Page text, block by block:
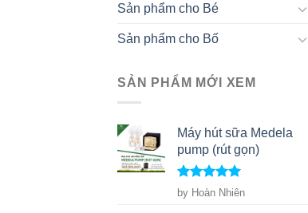
Sản phẩm cho Bé
Sản phẩm cho Bố
SẢN PHẨM MỚI XEM
Máy hút sữa Medela
pump (rút gọn)
Rated5 out
of 5
by Hoàn Nhiên